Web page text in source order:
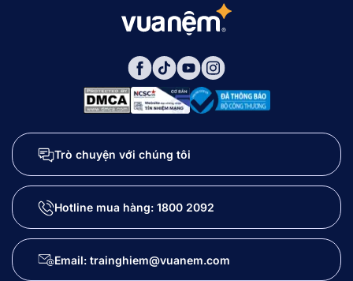
3.3. Polyester
3.4. Microfiber
4. Mẹo chọn mua bộ chăn ga chun phù hợp
4.2. Chọn chất liệu theo sở thích và nhu cầu
4.3. Lưu ý thói quen ngủ sinh hoạt và môi
trường ngủ
5. Đối tượng phù hợp với bộ chăn ga chun
6. Nên mua bộ chăn ga chun ở đâu chất liệu
Trò chuyện với chúng tôi
Hotline mua hàng: 1800 2092
Email: trainghiem@vuanem.com